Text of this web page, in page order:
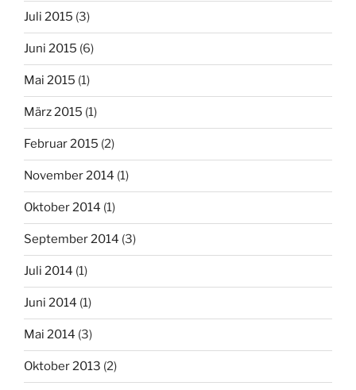
Juli 2015 (3)
Juni 2015 (6)
Mai 2015 (1)
März 2015 (1)
Februar 2015 (2)
November 2014 (1)
Oktober 2014 (1)
September 2014 (3)
Juli 2014 (1)
Juni 2014 (1)
Mai 2014 (3)
Oktober 2013 (2)